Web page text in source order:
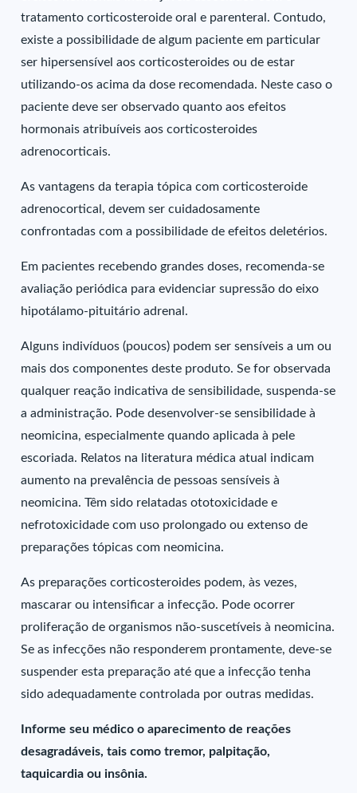
tratamento corticosteroide oral e parenteral. Contudo,
existe a possibilidade de algum paciente em particular
ser hipersensível aos corticosteroides ou de estar
utilizando-os acima da dose recomendada. Neste caso o
paciente deve ser observado quanto aos efeitos
hormonais atribuíveis aos corticosteroides
adrenocorticais.
As vantagens da terapia tópica com corticosteroide
adrenocortical, devem ser cuidadosamente
confrontadas com a possibilidade de efeitos deletérios.
Em pacientes recebendo grandes doses, recomenda-se
avaliação periódica para evidenciar supressão do eixo
hipotálamo-pituitário adrenal.
Alguns indivíduos (poucos) podem ser sensíveis a um ou
mais dos componentes deste produto. Se for observada
qualquer reação indicativa de sensibilidade, suspenda-se
a administração. Pode desenvolver-se sensibilidade à
neomicina, especialmente quando aplicada à pele
escoriada. Relatos na literatura médica atual indicam
aumento na prevalência de pessoas sensíveis à
neomicina. Têm sido relatadas ototoxicidade e
nefrotoxicidade com uso prolongado ou extenso de
preparações tópicas com neomicina.
As preparações corticosteroides podem, às vezes,
mascarar ou intensificar a infecção. Pode ocorrer
proliferação de organismos não-suscetíveis à neomicina.
Se as infecções não responderem prontamente, deve-se
suspender esta preparação até que a infecção tenha
sido adequadamente controlada por outras medidas.
Informe seu médico o aparecimento de reações
desagradáveis, tais como tremor, palpitação,
taquicardia ou insônia.